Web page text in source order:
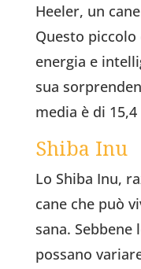
Heeler, un
Questo
energia e
sua
media è di
Shiba Inu
Lo Shiba Inu,
cane che può
sana.
possano